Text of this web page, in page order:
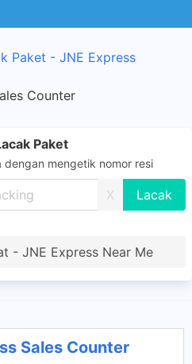
Paket - JNE Express
Counter
Paket
mengetik nomor resi
X
- JNE Express Near Me
Sales Counter